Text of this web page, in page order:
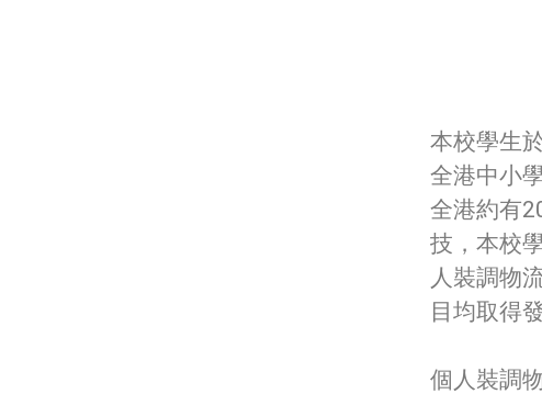
本校學生
全港中小
全港約有
技，本校
人裝調物
目均取得
個人裝調